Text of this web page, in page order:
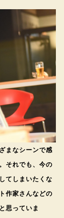
まなシーンで感
それでも、今の
てしまいたくな
作家さんなどの
思っていま